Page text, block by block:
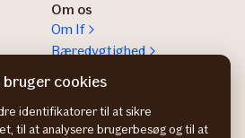
Om os
Om If
Bæredygtighed
bruger cookies
identifikatorer til at sikre
til at analysere brugerbesøg og til at